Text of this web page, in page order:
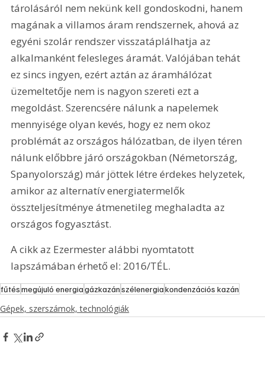
tárolásáról nem nekünk kell gondoskodni, hanem
magának a villamos áram rendszernek, ahová az
egyéni szolár rendszer visszatáplálhatja az
alkalmanként felesleges áramát. Valójában tehát
ez sincs ingyen, ezért aztán az áramhálózat
üzemeltetője nem is nagyon szereti ezt a
megoldást. Szerencsére nálunk a napelemek
mennyisége olyan kevés, hogy ez nem okoz
problémát az országos hálózatban, de ilyen téren
nálunk előbbre járó országokban (Németország,
Spanyolország) már jöttek létre érdekes helyzetek,
amikor az alternatív energiatermelők
összteljesítménye átmenetileg meghaladta az
országos fogyasztást.
A cikk az Ezermester alábbi nyomtatott
lapszámában érhető el: 2016/TÉL.
fűtésmegújuló energiagázkazánszélenergiakondenzációs kazán
Gépek, szerszámok, technológiák